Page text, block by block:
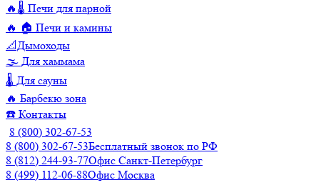
🔥🌡️ Печи для парной
🔥 🏠 Печи и камины
📐Дымоходы
🌫️ Для хаммама
🌡️ Для сауны
🔥 Барбекю зона
☎️ Контакты
8 (800) 302-67-53
8 (800) 302-67-53Бесплатный звонок по РФ
8 (812) 244-93-77Офис Санкт-Петербург
8 (499) 112-06-88Офис Москва